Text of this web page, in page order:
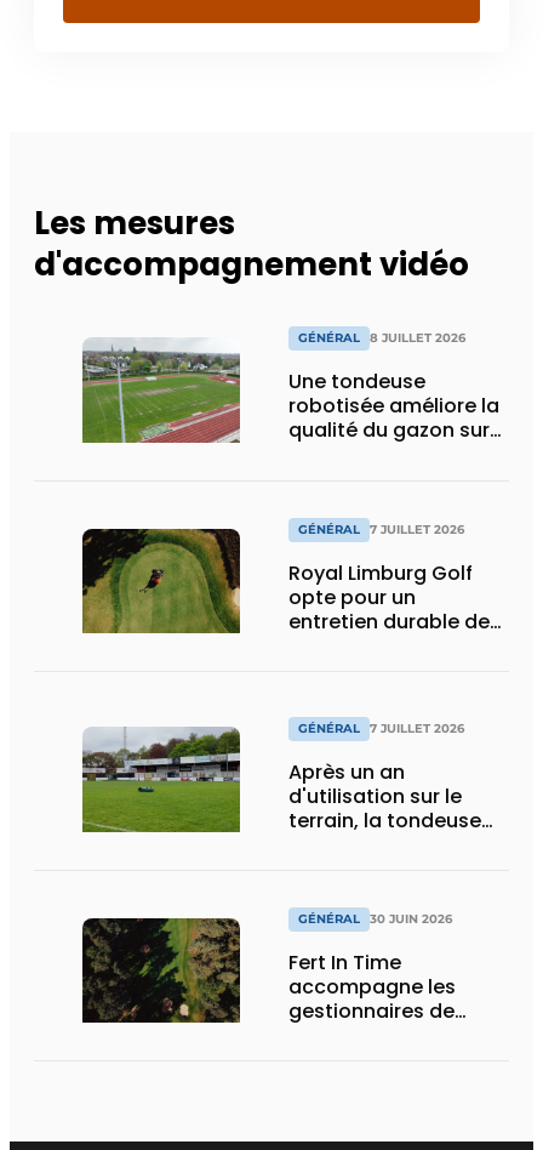
Les mesures
d'accompagnement vidéo
GÉNÉRAL 8 JUILLET 2026
Une tondeuse
robotisée améliore la
qualité du gazon sur
GÉNÉRAL 7 JUILLET 2026
Royal Limburg Golf
opte pour un
entretien durable des
GÉNÉRAL 7 JUILLET 2026
Après un an
d'utilisation sur le
terrain, la tondeuse
GÉNÉRAL 30 JUIN 2026
Fert In Time
accompagne les
gestionnaires de